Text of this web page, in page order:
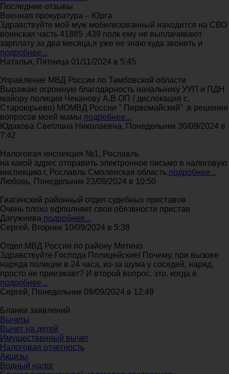
Последние отзывы
Военная прокуратура – Юрга
Здравствуйте мой муж мобилизованный находится на СВО
воинская часть 41885 ,439 полк ему не выплачивают
зарплату за два месяца,я уже не знаю куда звонить и
подробнее...
Наталья, Пятница 01/11/2024 в 5:45
Управление МВД России по Тамбовской области
Выражаю огромную благодарность начальнику УУП и ПДН
майору полиции Чеканову А.В ОП ( дислокация с.
Староюрьево) МОМВД России " Первомайский" ,в решении
вопросов моей мамы подробнее...
Юдакова Светлана Николаевна, Понедельник 30/09/2024 в
7:42
Налоговая инспекция №1, Рославль
на какой адрес отправить электронное письмо в налоговую
инспекцию г, Рославль Смоленская область подробнее...
Любовь, Понедельник 23/09/2024 в 10:50
Гиагинский районный отдел судебных приставов
Очень плохо вфполняет свои обязвности пристав
Дагужиева подробнее...
Сергей, Вторник 10/09/2024 в 5:38
Отдел МВД России по району Митино
Здравствуйте Господа Полицейские! Почему, при вызове
наряда полиции в 24 часа, из-за шума у соседей, наряд,
просто не приезжает? И второй вопрос, это, когда в
подробнее...
Сергей, Понедельник 09/09/2024 в 12:49
Бланки заявлений
Вычеты
Вычет на детей
Имущественный вычет
Налоговая отчетность
Акцизы
Водный налог